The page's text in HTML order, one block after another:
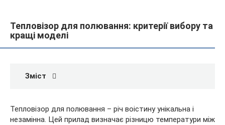
Тепловізор для полювання: критерії вибору та
кращі моделі
Зміст
Тепловізор для полювання – річ воістину унікальна і
незамінна. Цей прилад визначає різницю температури між